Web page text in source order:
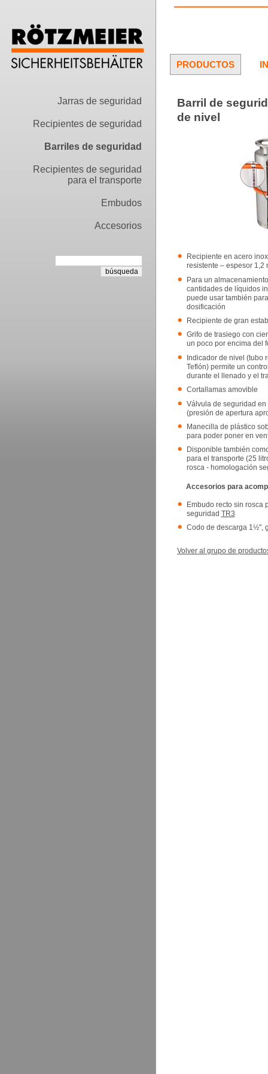
Jarras de seguridad
Recipientes de seguridad
Barriles de seguridad
Recipientes de seguridad
para el transporte
Embudos
Accesorios
PRODUCTOS
Barril de
de nivel
Recipiente en acero
resistente – espesor 1,2
Para un
cantidades de líquidos
puede usar también
dosificación
Recipiente de gran
Grifo de trasiego con
un poco por encima del
Indicador de nivel (tubo
Teflón) permite un
durante el llenado y el
Cortallamas amovible
Válvula de seguridad
(presión de apertura
Manecilla de plástico
para poder poner en
Disponible también
para el transporte (25
rosca - homologación
Accesorios para
Embudo recto sin rosca
seguridad TR3
Codo de descarga 1½",
Volver al grupo de